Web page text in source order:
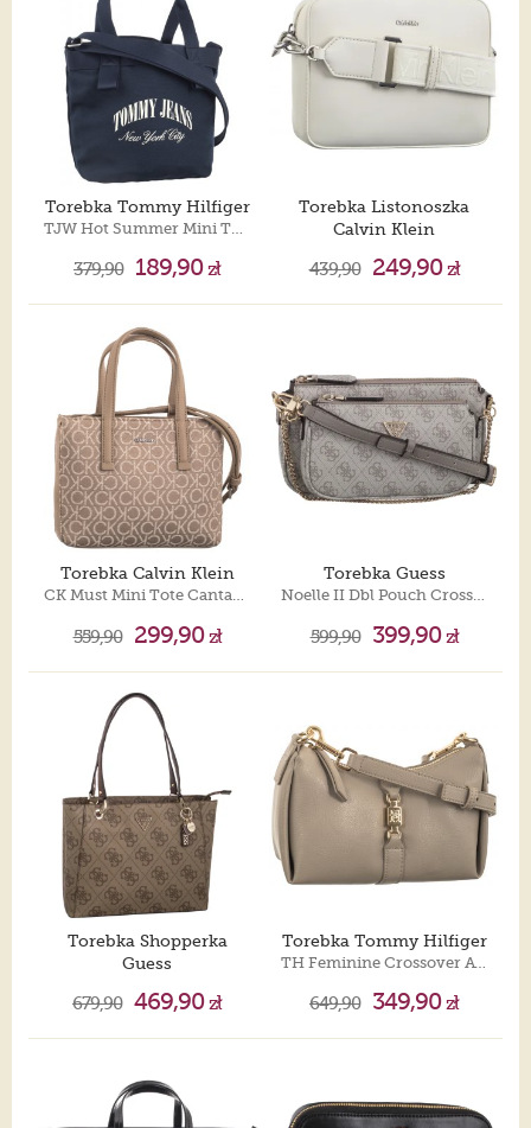
Torebka Tommy Hilfiger
TJW Hot Summer Mini Tote AW0AW16217 C1G
379,90 189,90zł
Torebka Listonoszka
Calvin Klein
439,90 249,90zł
Torebka Calvin Klein
CK Must Mini Tote Cantarelle Mono Jacquard K60K612277 0HE
559,90 299,90zł
Torebka Guess
Noelle II Dbl Pouch Crossbody HWBG96 72710 Dark Taupe Logo
599,90 399,90zł
Torebka Shopperka
Guess
679,90 469,90zł
Torebka Tommy Hilfiger
TH Feminine Crossover AW0AW15714 PKB
649,90 349,90zł